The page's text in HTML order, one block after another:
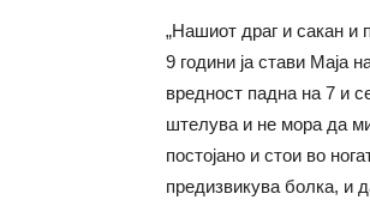
„Нашиот драг и сакан и
9 години ја стави Маја
вредност падна на 7 и
штелува и не мора да
постојано и стои во
предизвикува болка, и